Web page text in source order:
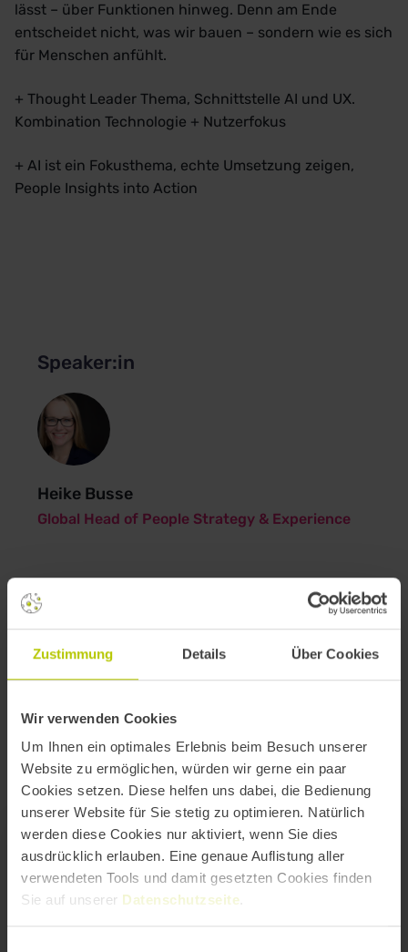
Zustimmung Details Über Cookies
Wir verwenden Cookies
Um Ihnen ein optimales Erlebnis beim Besuch unserer
Website zu ermöglichen, würden wir gerne ein paar
Cookies setzen. Diese helfen uns dabei, die Bedienung
unserer Website für Sie stetig zu optimieren. Natürlich
werden diese Cookies nur aktiviert, wenn Sie dies
ausdrücklich erlauben. Eine genaue Auflistung aller
verwendeten Tools und damit gesetzten Cookies finden
Sie auf unserer Datenschutzseite
lässt – über Funktionen hinweg. Denn am Ende
entscheidet nicht, was wir bauen – sondern wie es sich
für Menschen anfühlt.
+ Thought Leader Thema, Schnittstelle AI und UX.
Kombination Technologie + Nutzerfokus
+ AI ist ein Fokusthema, echte Umsetzung zeigen,
People Insights into Action
Speaker:in
Heike Busse
Global Head of People Strategy & Experience
Weitere Vorträge und Masterclasses
EXPERIENCE STAGE